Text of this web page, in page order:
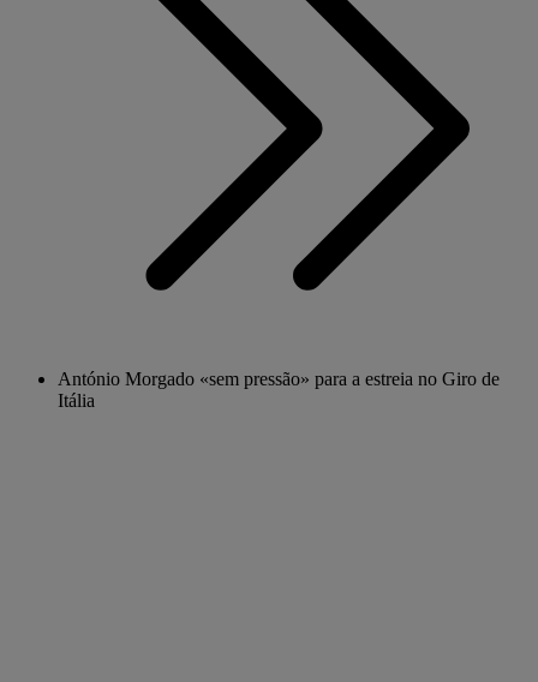
António Morgado «sem pressão» para a estreia no Giro de
Itália